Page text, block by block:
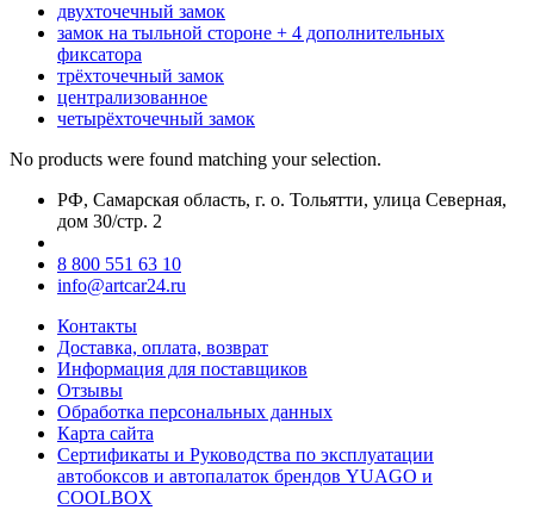
двухточечный замок
замок на тыльной стороне + 4 дополнительных
фиксатора
трёхточечный замок
централизованное
четырёхточечный замок
No products were found matching your selection.
РФ, Самарская область, г. о. Тольятти, улица Северная,
дом 30/стр. 2
8 800 551 63 10
info@artcar24.ru
Контакты
Доставка, оплата, возврат
Информация для поставщиков
Отзывы
Обработка персональных данных
Карта сайта
Сертификаты и Руководства по эксплуатации
автобоксов и автопалаток брендов YUAGO и
COOLBOX